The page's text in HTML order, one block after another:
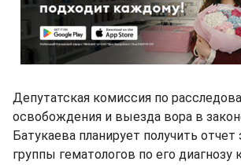
Депутатская комиссия по
освобождения и выезда вора в
Батукаева планирует получить отчет
группы гематологов по его диагнозу